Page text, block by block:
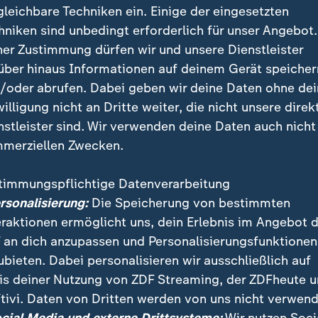
von Panini zur
des aktuellen Booms verändert sich das
Techniken ein. Einige der eingesetzten
sind unbedingt erforderlich für unser
Zustimmung dürfen wir und unsere Dienstleister
hinaus Informationen auf deinem Gerät
oder abrufen. Dabei geben wir deine Daten ohne
nicht an Dritte weiter, die nicht unsere
sind. Wir verwenden deine Daten auch nicht
Zwecken.
Datenverarbeitung
Die Speicherung von bestimmten
ermöglicht uns, dein Erlebnis im Angebot
an dich anzupassen und Personalisierungsfunktionen
Dabei personalisieren wir ausschließlich auf
deiner Nutzung von ZDF Streaming, der ZDFheute
Daten von Dritten werden von uns nicht